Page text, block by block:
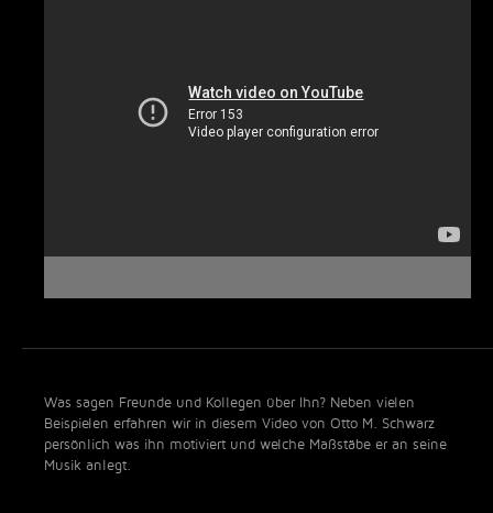
Was sagen Freunde und Kollegen über Ihn? Neben vielen
Beispielen erfahren wir in diesem Video von Otto M. Schwarz
persönlich was ihn motiviert und welche Maßstäbe er an seine
Musik anlegt.